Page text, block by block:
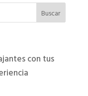
Buscar
con tus